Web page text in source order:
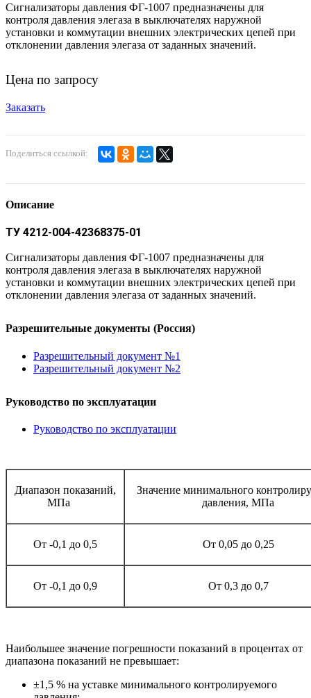
Сигнализаторы давления ФГ-1007 предназначены для
контроля давления элегаза в выключателях наружной
установки и коммутации внешних электрических цепей при
отклонении давления элегаза от заданных значений.
Цена по запросу
Заказать
Поделиться ссылкой:
Описание
ТУ 4212-004-42368375-01
Сигнализаторы давления ФГ-1007 предназначены для
контроля давления элегаза в выключателях наружной
установки и коммутации внешних электрических цепей при
отклонении давления элегаза от заданных значений.
Разрешительные документы (Россия)
Разрешительный документ №1
Разрешительный документ №2
Руководство по эксплуатации
Руководство по эксплуатации
Диапазон показаний,
МПа
Значение минимального
давления, МПа
От -0,1 до 0,5 От 0,05 до 0,25
От -0,1 до 0,9 От 0,3 до 0,7
Наибольшее значение погрешности показаний в процентах от
диапазона показаний не превышает:
±1,5 % на уставке минимального контролируемого